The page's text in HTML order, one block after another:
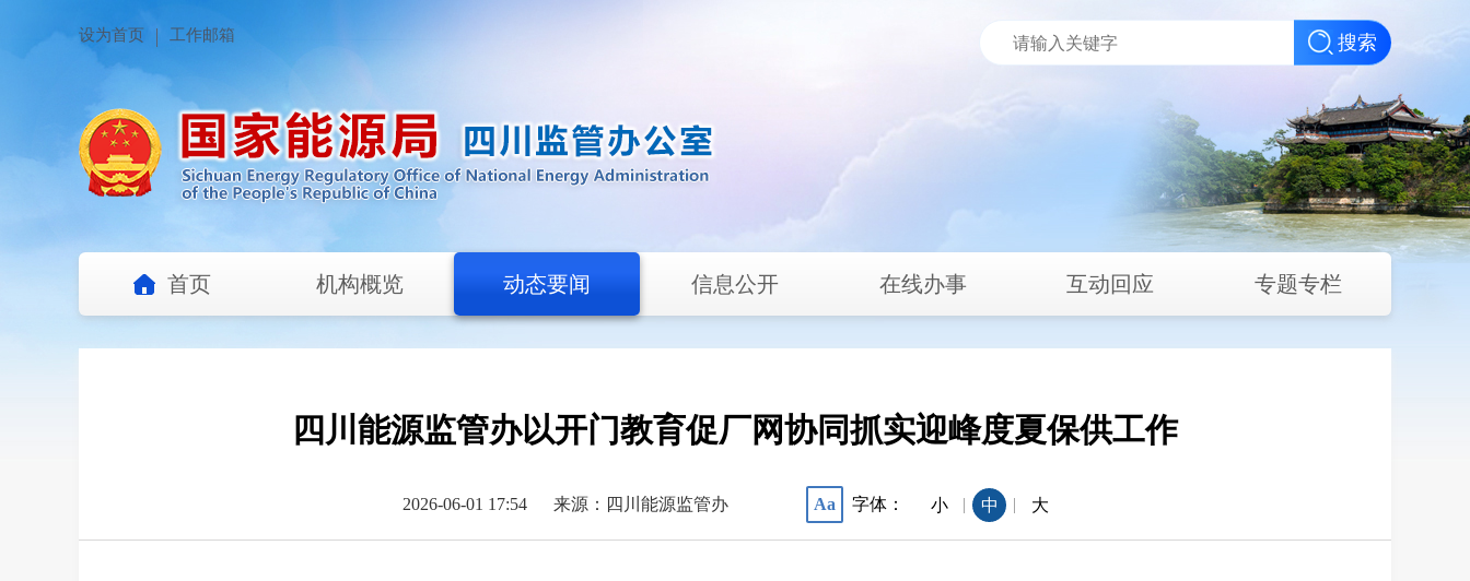
设为首页 工作邮箱 搜索
首页 机构概览 动态要闻 信息公开 在线办事 互动回应 专题专栏
四川能源监管办以开门教育促厂网协同抓实迎峰度夏保供工作
2026-06-01 17:54 来源：四川能源监管办 Aa 字体： 小 | 中 | 大